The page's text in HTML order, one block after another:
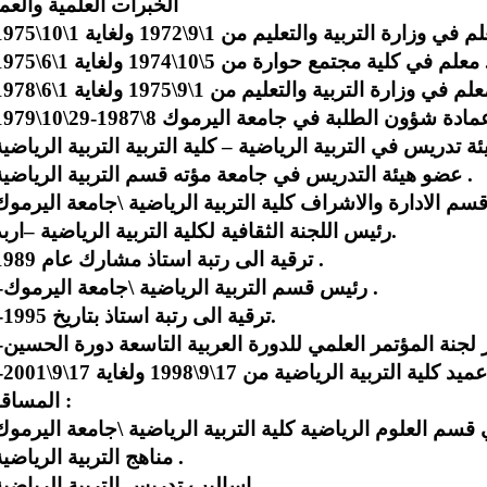
الخبرات العلمية
ولغاية 1\6\1975 .
6-عضو هيئة التدريس في جامعة مؤته قسم التربية الرياضية .
8-رئيس اللجنة الثقافية لكلية التربية الرياضية –اربد.
9-ترقية الى رتبة استاذ مشارك عام 1989 .
10-رئيس قسم التربية الرياضية \جامعة اليرموك .
11-ترقية الى رتبة استاذ بتاريخ 1995.
13-عميد كلية التربية الرياضية من 17\9\1998 ولغاية 17\9\2001
المساقات :
2-مناهج التربية الرياضية .